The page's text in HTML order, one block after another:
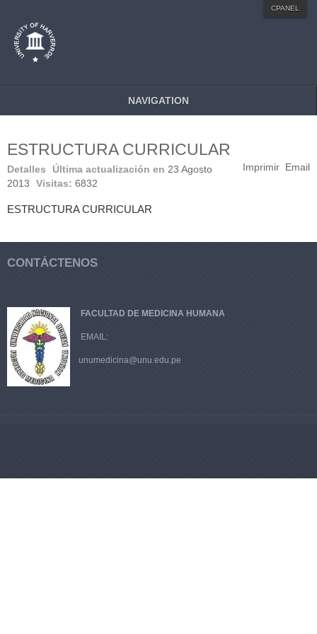
NAVIGATION
CPANEL
ESTRUCTURA CURRICULAR
Imprimir Email
Detalles Última actualización en 23 Agosto
2013
Visitas: 6832
ESTRUCTURA CURRICULAR
CONTÁCTENOS
FACULTAD DE MEDICINA HUMANA
EMAIL:
unumedicina@unu.edu.pe